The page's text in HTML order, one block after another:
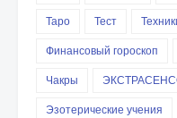
Таро
Тест
Финансовый гороскоп
Чакры
Эзотерические учения